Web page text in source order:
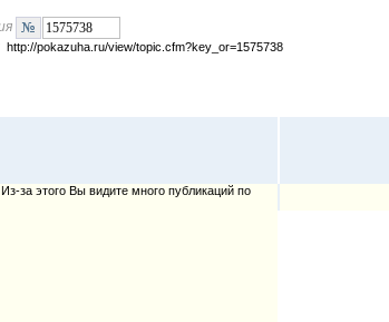
http://pokazuha.ru/view/topic.cfm?key_or=1575738
за этого Вы видите много публикаций по